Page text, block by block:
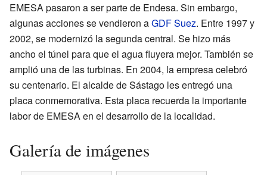
EMESA pasaron a ser parte de Endesa. Sin embargo,
algunas acciones se vendieron aGDF Suez. Entre 1997 y
2002, se modernizó la segunda central. Se hizo más
ancho el túnel para que el agua fluyera mejor. También se
amplió una de las turbinas. En 2004, la empresa celebró
su centenario. El alcalde de Sástago les entregó una
placa conmemorativa. Esta placa recuerda la importante
labor de EMESA en el desarrollo de la localidad.
Galería de imágenes